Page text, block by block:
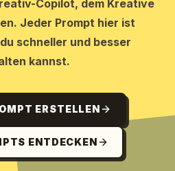
Copilot, dem Kreative
Jeder Prompt hier ist
schneller und besser
kannst.
ERSTELLEN
ENTDECKEN